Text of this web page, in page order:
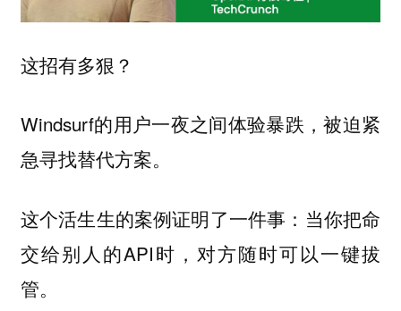
这招有多狠？
Windsurf的用户一夜之间体验暴跌，被迫紧
急寻找替代方案。
这个活生生的案例证明了一件事：当你把命
交给别人的API时，对方随时可以一键拔
管。